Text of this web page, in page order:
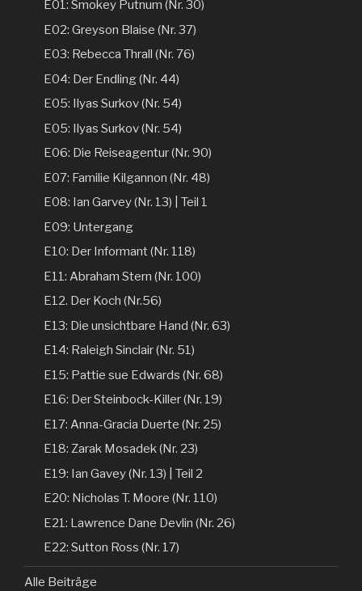
E01: Smokey Putnum (Nr. 30)
E02: Greyson Blaise (Nr. 37)
E03: Rebecca Thrall (Nr. 76)
E04: Der Endling (Nr. 44)
E05: Ilyas Surkov (Nr. 54)
E05: Ilyas Surkov (Nr. 54)
E06: Die Reiseagentur (Nr. 90)
E07: Familie Kilgannon (Nr. 48)
E08: Ian Garvey (Nr. 13) | Teil 1
E09: Untergang
E10: Der Informant (Nr. 118)
E11: Abraham Stern (Nr. 100)
E12. Der Koch (Nr.56)
E13: Die unsichtbare Hand (Nr. 63)
E14: Raleigh Sinclair (Nr. 51)
E15: Pattie sue Edwards (Nr. 68)
E16: Der Steinbock-Killer (Nr. 19)
E17: Anna-Gracia Duerte (Nr. 25)
E18: Zarak Mosadek (Nr. 23)
E19: Ian Gavey (Nr. 13) | Teil 2
E20: Nicholas T. Moore (Nr. 110)
E21: Lawrence Dane Devlin (Nr. 26)
E22: Sutton Ross (Nr. 17)
Alle Beiträge